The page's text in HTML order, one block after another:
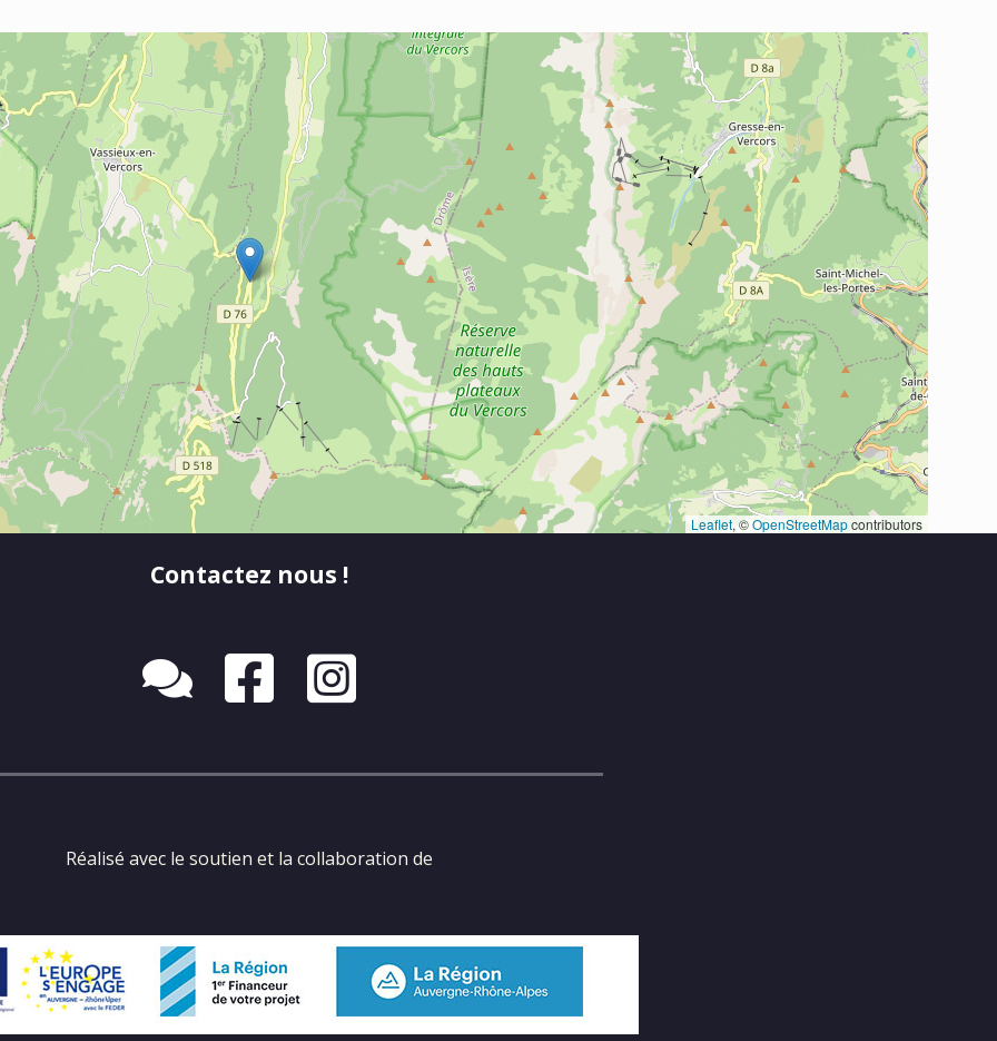
Leaflet, ©OpenStreetMapcontributors
Contactez nous !
Réalisé avec le soutien et la collaboration de